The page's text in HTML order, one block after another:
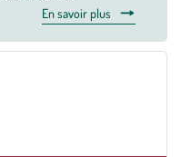
En savoir plus